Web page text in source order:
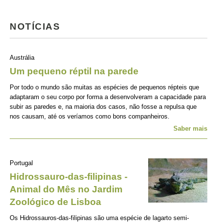
NOTÍCIAS
Austrália
Um pequeno réptil na parede
Por todo o mundo são muitas as espécies de pequenos répteis que
adaptaram o seu corpo por forma a desenvolveram a capacidade para
subir as paredes e, na maioria dos casos, não fosse a repulsa que
nos causam, até os veríamos como bons companheiros.
Saber mais
Portugal
Hidrossauro-das-filipinas -
Animal do Mês no Jardim
Zoológico de Lisboa
Os Hidrossauros-das-filipinas são uma espécie de lagarto semi-